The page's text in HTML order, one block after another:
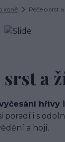
koně Péče o srst
srst a
hřívy
poradí i s
a hojí.